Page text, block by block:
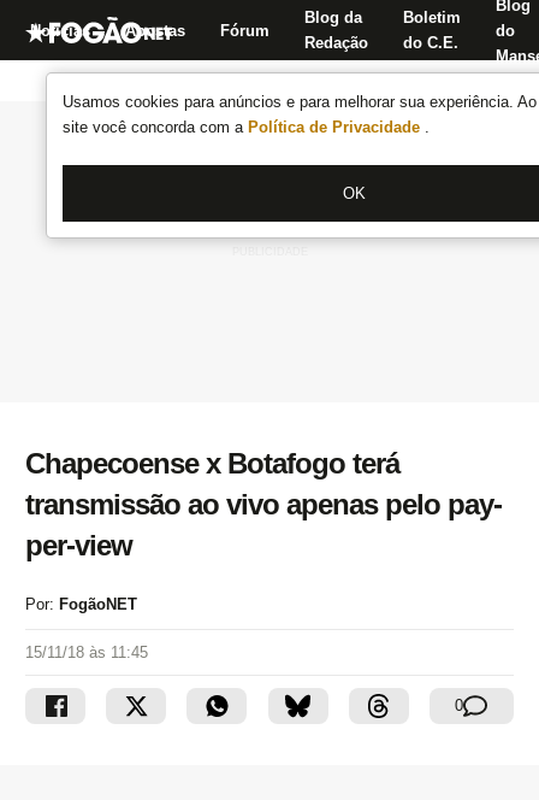
Usamos cookies para anúncios e para melhorar sua experiência.
site você concorda com a Política de Privacidade .
OK
Notícias Apostas Fórum
Blog da
Redação
Boletim
do C.E.
Blog
do
Chapecoense x Botafogo terá
transmissão ao vivo apenas pelo pay-
per-view
Por: FogãoNET
15/11/18 às 11:45
0